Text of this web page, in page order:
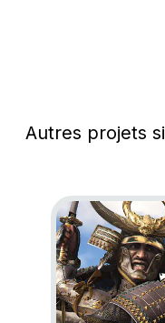
Autres projets
Go to project